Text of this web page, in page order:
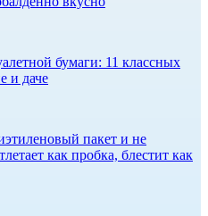
бумаги: 11 классных
и даче
пакет и не
как пробка, блестит как